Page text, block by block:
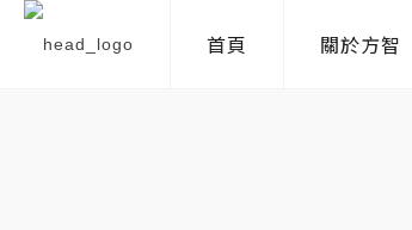
首頁 關於方智